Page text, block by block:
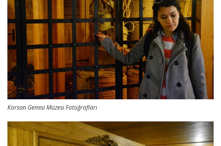
Korsan Gemisi Müzesi Fotoğrafları